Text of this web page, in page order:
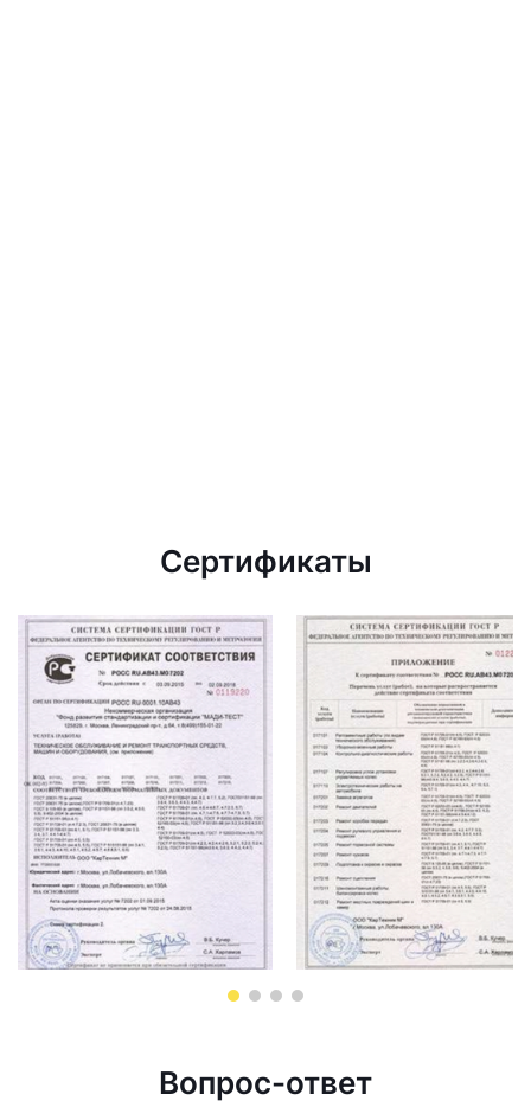
Сертификаты
Вопрос-ответ